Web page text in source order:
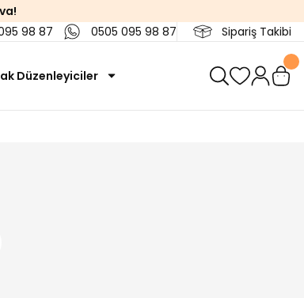
98 87 0505 095 98 87 Sipariş Takibi
Düzenleyiciler